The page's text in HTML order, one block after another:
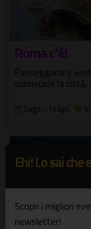
Roma c'è!
Passeggiate e
conoscere la
5 ago - 13 ago
Ehi! Lo sai
Scopri i migliori
newsletter!